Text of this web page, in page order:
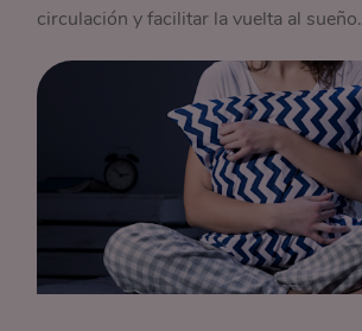
circulación y facilitar la vuelta al sueño.